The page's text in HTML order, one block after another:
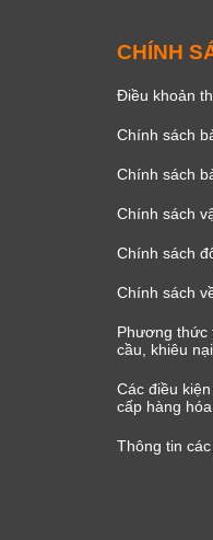
CHÍNH
Điều khoản
Chính sách
Chính sách
Chính sách
Chính sách
Chính sách
Phương thức
cầu, khiêu nại
Các điều
cấp hàng
Thông tin